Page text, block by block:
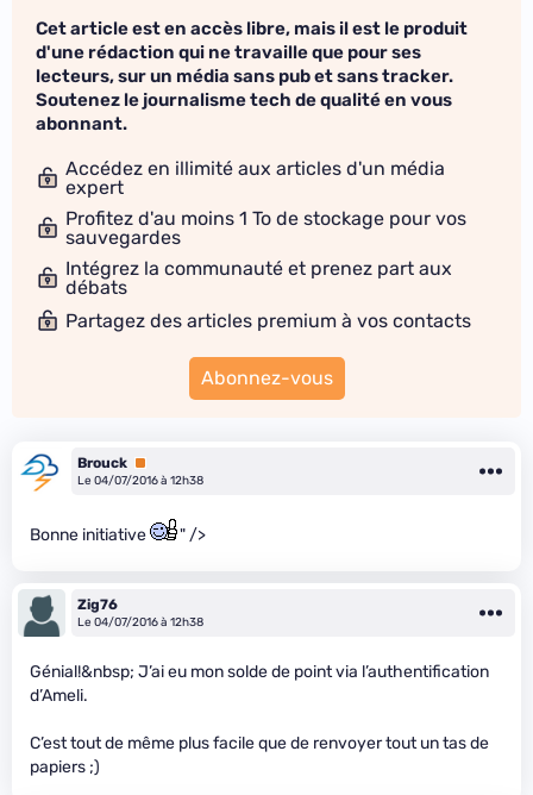
Cet article est en accès libre, mais il est le produit
d'une rédaction qui ne travaille que pour ses
lecteurs, sur un média sans pub et sans tracker.
Soutenez le journalisme tech de qualité en vous
abonnant.
Accédez en illimité aux articles d'un média
expert
Profitez d'au moins 1 To de stockage pour vos
sauvegardes
Intégrez la communauté et prenez part aux
débats
Partagez des articles premium à vos contacts
Abonnez-vous
Brouck Premium
Le 04/07/2016 à 12h38
Bonne initiative " />
Zig76
Le 04/07/2016 à 12h38
Génial!&nbsp; J’ai eu mon solde de point via l’authentification
d’Ameli.
C’est tout de même plus facile que de renvoyer tout un tas de
papiers ;)